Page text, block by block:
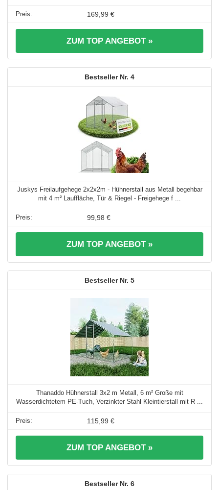
169,99 €
ZUM TOP ANGEBOT »
4
Juskys Freilaufgehege 2x2x2m - Hühnerstall aus Metall begehbar
mit 4 m² Lauffläche, Tür & Riegel - Freigehege f ...
99,98 €
ZUM TOP ANGEBOT »
5
Thanaddo Hühnerstall 3x2 m Metall, 6 m² Große mit
Wasserdichtetem PE-Tuch, Verzinkter Stahl Kleintierstall mit R ...
115,99 €
ZUM TOP ANGEBOT »
6